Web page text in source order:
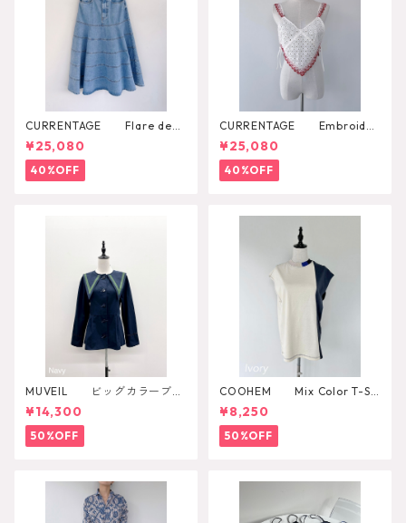
CURRENTAGE Flare deni
m skirt
¥25,080
40%OFF
CURRENTAGE Embroider
y Layared Blouse
¥25,080
40%OFF
MUVEIL ビッグカラーブラ
ウス
¥14,300
50%OFF
COOHEM Mix Color T-SH
IRT
¥8,250
50%OFF